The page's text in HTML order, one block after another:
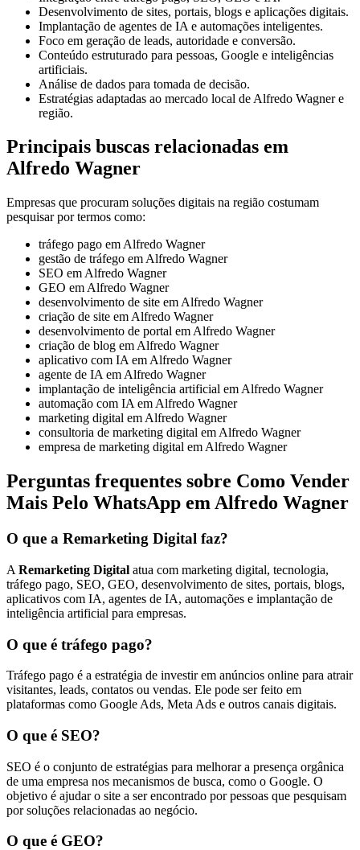
Desenvolvimento de sites, portais, blogs e aplicações digitais.
Implantação de agentes de IA e automações inteligentes.
Foco em geração de leads, autoridade e conversão.
Conteúdo estruturado para pessoas, Google e inteligências
artificiais.
Análise de dados para tomada de decisão.
Estratégias adaptadas ao mercado local de Alfredo Wagner e
região.
Principais buscas relacionadas em
Alfredo Wagner
Empresas que procuram soluções digitais na região costumam
pesquisar por termos como:
tráfego pago em Alfredo Wagner
gestão de tráfego em Alfredo Wagner
SEO em Alfredo Wagner
GEO em Alfredo Wagner
desenvolvimento de site em Alfredo Wagner
criação de site em Alfredo Wagner
desenvolvimento de portal em Alfredo Wagner
criação de blog em Alfredo Wagner
aplicativo com IA em Alfredo Wagner
agente de IA em Alfredo Wagner
implantação de inteligência artificial em Alfredo Wagner
automação com IA em Alfredo Wagner
marketing digital em Alfredo Wagner
consultoria de marketing digital em Alfredo Wagner
empresa de marketing digital em Alfredo Wagner
Perguntas frequentes sobre Como Vender
Mais Pelo WhatsApp em Alfredo Wagner
O que a Remarketing Digital faz?
A Remarketing Digital atua com marketing digital, tecnologia,
tráfego pago, SEO, GEO, desenvolvimento de sites, portais, blogs,
aplicativos com IA, agentes de IA, automações e implantação de
inteligência artificial para empresas.
O que é tráfego pago?
Tráfego pago é a estratégia de investir em anúncios online para atrair
visitantes, leads, contatos ou vendas. Ele pode ser feito em
plataformas como Google Ads, Meta Ads e outros canais digitais.
O que é SEO?
SEO é o conjunto de estratégias para melhorar a presença orgânica
de uma empresa nos mecanismos de busca, como o Google. O
objetivo é ajudar o site a ser encontrado por pessoas que pesquisam
por soluções relacionadas ao negócio.
O que é GEO?